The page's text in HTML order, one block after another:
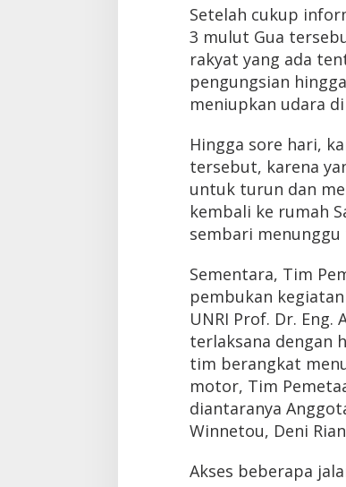
Setelah cukup
3 mulut Gua
rakyat yang ada
pengungsian
meniupkan udara
Hingga sore hari,
tersebut, karena
untuk turun dan
kembali ke rumah
sembari
Sementara, Tim
pembukan
UNRI Prof. Dr. Eng.
terlaksana dengan
tim berangkat
motor, Tim
diantaranya
Winnetou, Deni
Akses beberapa